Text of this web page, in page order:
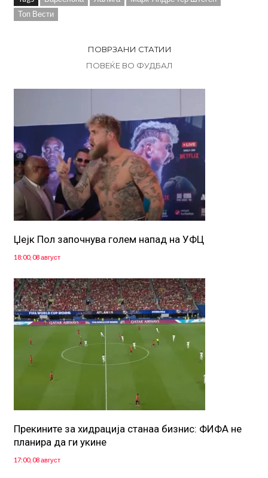
Топ Вести
ПОВРЗАНИ СТАТИИ
ПОВЕЌЕ ВО ФУДБАЛ
Џејк Пол започнува голем напад на УФЦ
18:00, 08 август
Прекините за хидрација станаа бизнис: ФИФА не
планира да ги укине
17:00, 08 август